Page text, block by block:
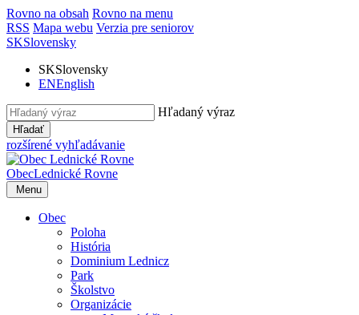
Rovno na obsah Rovno na menu
RSS Mapa webu Verzia pre seniorov
SKSlovensky
SKSlovensky
ENEnglish
Hľadaný výraz
Hľadať
rozšírené vyhľadávanie
ObecLednické Rovne
Menu
Obec
Poloha
História
Dominium Lednicz
Park
Školstvo
Organizácie